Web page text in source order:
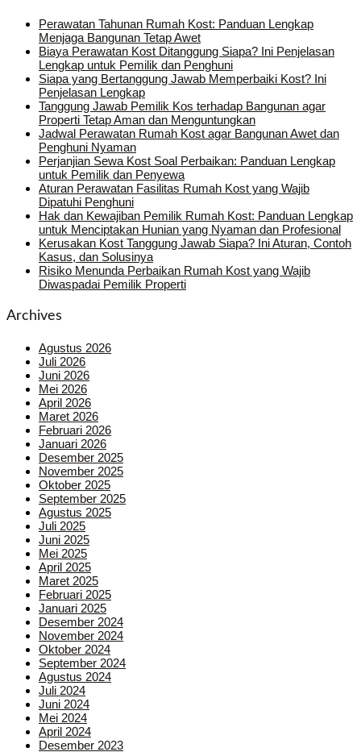
Perawatan Tahunan Rumah Kost: Panduan Lengkap
Menjaga Bangunan Tetap Awet
Biaya Perawatan Kost Ditanggung Siapa? Ini Penjelasan
Lengkap untuk Pemilik dan Penghuni
Siapa yang Bertanggung Jawab Memperbaiki Kost? Ini
Penjelasan Lengkap
Tanggung Jawab Pemilik Kos terhadap Bangunan agar
Properti Tetap Aman dan Menguntungkan
Jadwal Perawatan Rumah Kost agar Bangunan Awet dan
Penghuni Nyaman
Perjanjian Sewa Kost Soal Perbaikan: Panduan Lengkap
untuk Pemilik dan Penyewa
Aturan Perawatan Fasilitas Rumah Kost yang Wajib
Dipatuhi Penghuni
Hak dan Kewajiban Pemilik Rumah Kost: Panduan Lengkap
untuk Menciptakan Hunian yang Nyaman dan Profesional
Kerusakan Kost Tanggung Jawab Siapa? Ini Aturan, Contoh
Kasus, dan Solusinya
Risiko Menunda Perbaikan Rumah Kost yang Wajib
Diwaspadai Pemilik Properti
Archives
Agustus 2026
Juli 2026
Juni 2026
Mei 2026
April 2026
Maret 2026
Februari 2026
Januari 2026
Desember 2025
November 2025
Oktober 2025
September 2025
Agustus 2025
Juli 2025
Juni 2025
Mei 2025
April 2025
Maret 2025
Februari 2025
Januari 2025
Desember 2024
November 2024
Oktober 2024
September 2024
Agustus 2024
Juli 2024
Juni 2024
Mei 2024
April 2024
Desember 2023